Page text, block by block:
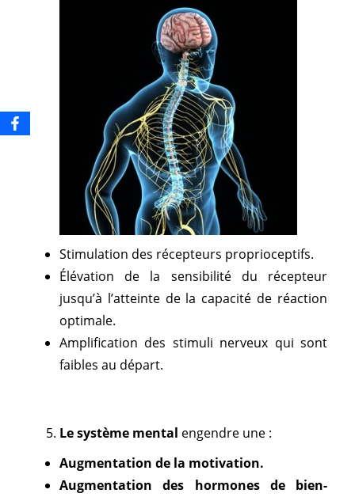
Stimulation des récepteurs proprioceptifs.
Élévation de la sensibilité du récepteur
jusqu’à l’atteinte de la capacité de réaction
optimale.
Amplification des stimuli nerveux qui sont
faibles au départ.
Le système mental engendre une :
Augmentation de la motivation.
Augmentation des hormones de bien-